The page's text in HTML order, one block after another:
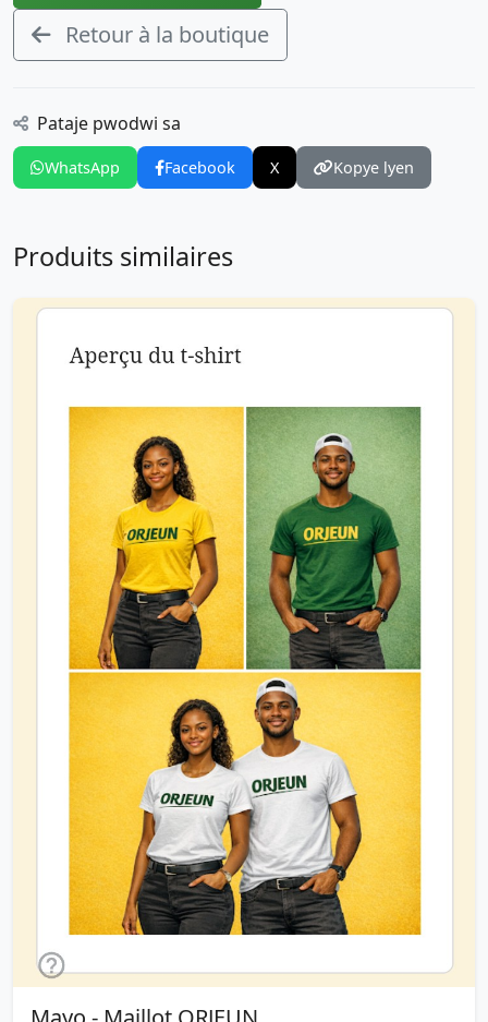
Retour à la boutique
Pataje pwodwi sa
WhatsApp Facebook X Kopye lyen
Produits similaires